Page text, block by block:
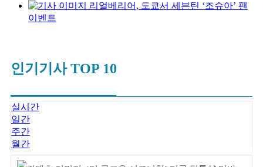
리얼베리어, 도쿄서 세븐틴 ‘조슈아’ 팬
이벤트
인기기사 TOP 10
실시간
일간
주간
월간